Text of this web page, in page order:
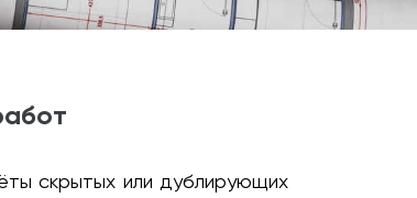
скрытых или дублирующих